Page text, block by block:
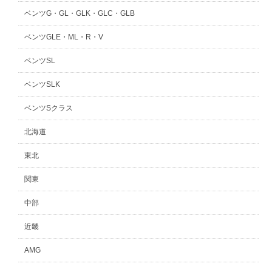
ベンツG・GL・GLK・GLC・GLB
ベンツGLE・ML・R・V
ベンツSL
ベンツSLK
ベンツSクラス
北海道
東北
関東
中部
近畿
AMG